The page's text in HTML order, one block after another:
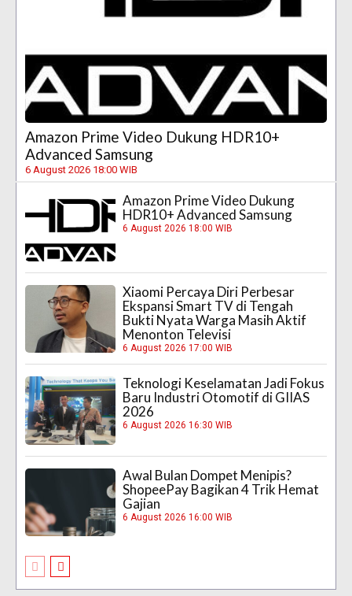
Amazon Prime Video Dukung HDR10+
Advanced Samsung
6 August 2026 18:00 WIB
Amazon Prime Video Dukung
HDR10+ Advanced Samsung
6 August 2026 18:00 WIB
Xiaomi Percaya Diri Perbesar
Ekspansi Smart TV di Tengah
Bukti Nyata Warga Masih Aktif
Menonton Televisi
6 August 2026 17:00 WIB
Teknologi Keselamatan Jadi Fokus
Baru Industri Otomotif di GIIAS
2026
6 August 2026 16:30 WIB
Awal Bulan Dompet Menipis?
ShopeePay Bagikan 4 Trik Hemat
Gajian
6 August 2026 16:00 WIB